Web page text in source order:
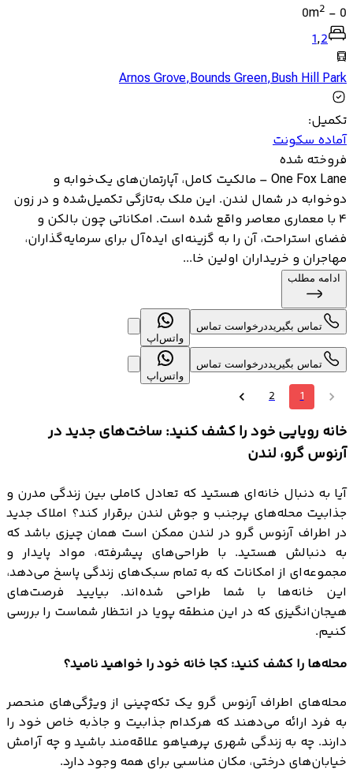
0
-
0m2
1,2
Arnos Grove,Bounds Green,Bush Hill Park
تکمیل:
آماده سکونت
فروخته شده
One Fox Lane – مالکیت کامل، آپارتمان‌های یک‌خوابه و
دوخوابه در شمال لندن. این ملک به‌تازگی تکمیل‌شده و در زون
۴ با معماری معاصر واقع شده است. امکاناتی چون بالکن و
فضای استراحت، آن را به گزینه‌ای ایده‌آل برای سرمایه‌گذاران،
مهاجران و خریداران اولین خا...
ادامه مطلب
تماس بگیریددرخواست تماس
واتس‌اپ
تماس بگیریددرخواست تماس
واتس‌اپ
1
2
خانه رویایی خود را کشف کنید: ساخت‌های جدید در
آرنوس گرو، لندن
آیا به دنبال خانه‌ای هستید که تعادل کاملی بین زندگی مدرن و
جذابیت محله‌های پرجنب و جوش لندن برقرار کند؟ املاک جدید
در اطراف آرنوس گرو در لندن ممکن است همان چیزی باشد که
به دنبالش هستید. با طراحی‌های پیشرفته، مواد پایدار و
مجموعه‌ای از امکانات که به تمام سبک‌های زندگی پاسخ می‌دهد،
این خانه‌ها با شما طراحی شده‌اند. بیایید فرصت‌های
هیجان‌انگیزی که در این منطقه پویا در انتظار شماست را بررسی
کنیم.
محله‌ها را کشف کنید: کجا خانه خود را خواهید نامید؟
محله‌های اطراف آرنوس گرو یک تکه‌چینی از ویژگی‌های منحصر
به فرد ارائه می‌دهند که هرکدام جذابیت و جاذبه خاص خود را
دارند. چه به زندگی شهری پرهیاهو علاقه‌مند باشید و چه آرامش
خیابان‌های درختی، مکان مناسبی برای همه وجود دارد.